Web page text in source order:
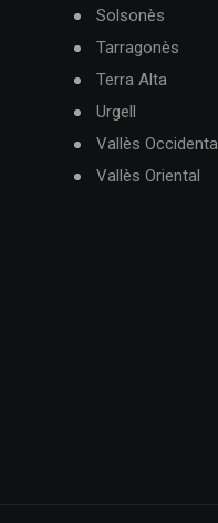
Solsonès
Tarragonès
Terra Alta
Urgell
Vallès
Vallès Oriental